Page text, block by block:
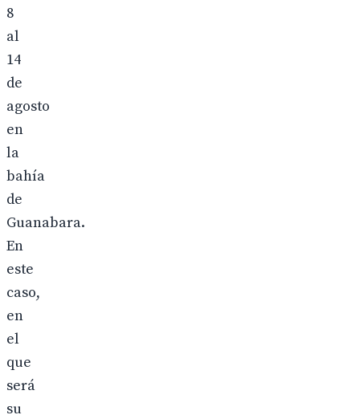
8
al
14
de
agosto
en
la
bahía
de
Guanabara.
En
este
caso,
en
el
que
será
su